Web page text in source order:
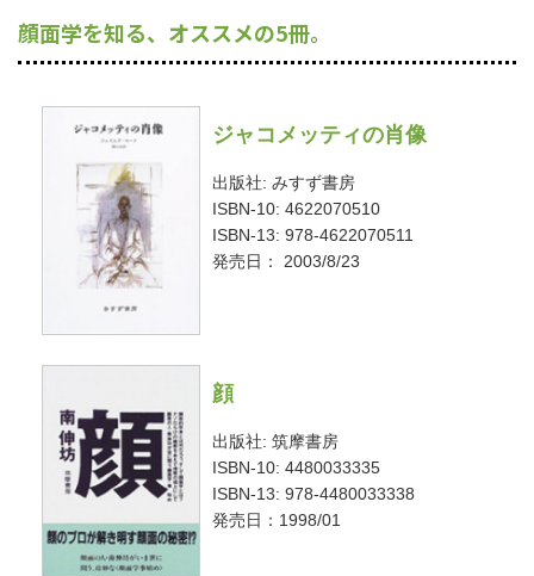
顔面学を知る、オススメの5冊。
ジャコメッティの肖像
出版社: みすず書房
ISBN-10: 4622070510
ISBN-13: 978-4622070511
発売日： 2003/8/23
顔
出版社: 筑摩書房
ISBN-10: 4480033335
ISBN-13: 978-4480033338
発売日：1998/01